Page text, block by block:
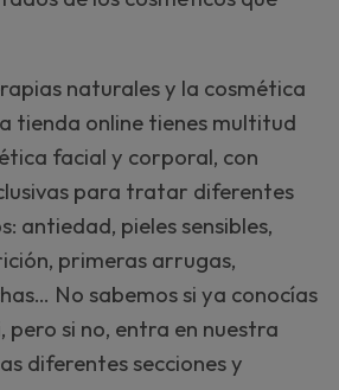
naturales y la cosmética
tienda online tienes multitud
facial y corporal, con
para tratar diferentes
antiedad, pieles sensibles,
primeras arrugas,
No sabemos si ya conocías
pero si no, entra en nuestra
diferentes secciones y